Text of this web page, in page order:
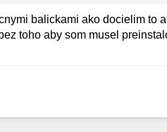
balickami ako docielim to
toho aby som musel